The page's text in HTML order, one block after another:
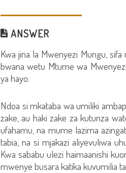
ANSWER
Kwa jina la Mwenyezi Mungu,
bwana wetu Mtume wa
ya hayo:
Ndoa si mkataba wa umiliki
zake, au haki zake za kutunza
ufahamu, na mume lazima
tabia, na si mjakazi aliyevuliwa
Kwa sababu ulezi haimaanishi
mwenye busara katika kuvumilia